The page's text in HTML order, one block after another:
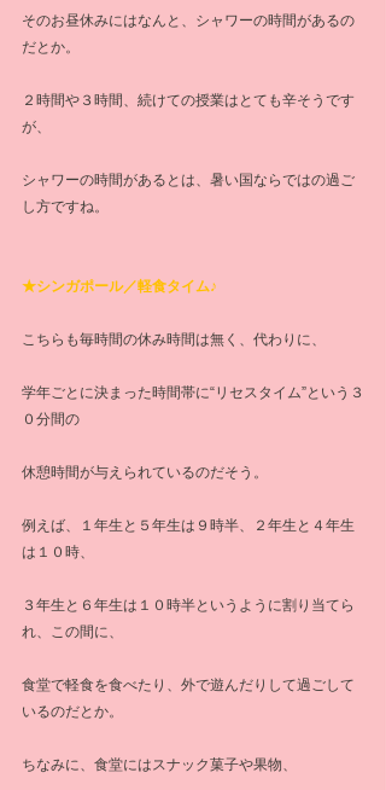
そのお昼休みにはなんと、シャワーの時間があるの
だとか。
２時間や３時間、続けての授業はとても辛そうです
が、
シャワーの時間があるとは、暑い国ならではの過ご
し方ですね。
★シンガポール／軽食タイム♪
こちらも毎時間の休み時間は無く、代わりに、
学年ごとに決まった時間帯に“リセスタイム”という３
０分間の
休憩時間が与えられているのだそう。
例えば、１年生と５年生は９時半、２年生と４年生
は１０時、
３年生と６年生は１０時半というように割り当てら
れ、この間に、
食堂で軽食を食べたり、外で遊んだりして過ごして
いるのだとか。
ちなみに、食堂にはスナック菓子や果物、